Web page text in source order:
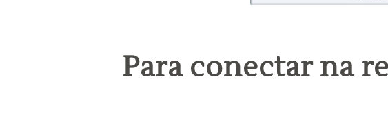
Para conectar na